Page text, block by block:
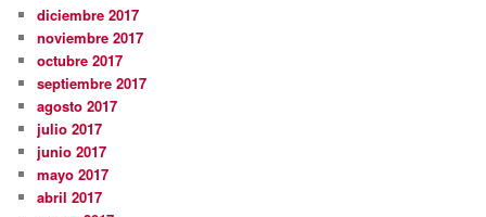
diciembre 2017
noviembre 2017
octubre 2017
septiembre 2017
agosto 2017
julio 2017
junio 2017
mayo 2017
abril 2017